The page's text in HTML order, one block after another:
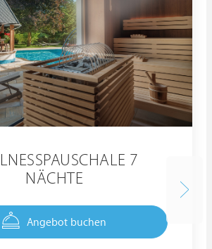
7
NÄCHTE
Angebot buchen